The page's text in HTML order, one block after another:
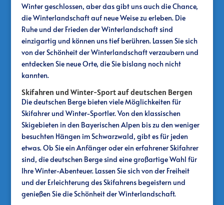
Winter geschlossen, aber das gibt uns auch die Chance,
die Winterlandschaft auf neue Weise zu erleben. Die
Ruhe und der Frieden der Winterlandschaft sind
einzigartig und können uns tief berühren. Lassen Sie sich
von der Schönheit der Winterlandschaft verzaubern und
entdecken Sie neue Orte, die Sie bislang noch nicht
kannten.
Skifahren und Winter-Sport auf deutschen Bergen
Die deutschen Berge bieten viele Möglichkeiten für
Skifahrer und Winter-Sportler. Von den klassischen
Skigebieten in den Bayerischen Alpen bis zu den weniger
besuchten Hängen im Schwarzwald, gibt es für jeden
etwas. Ob Sie ein Anfänger oder ein erfahrener Skifahrer
sind, die deutschen Berge sind eine großartige Wahl für
Ihre Winter-Abenteuer. Lassen Sie sich von der Freiheit
und der Erleichterung des Skifahrens begeistern und
genießen Sie die Schönheit der Winterlandschaft.